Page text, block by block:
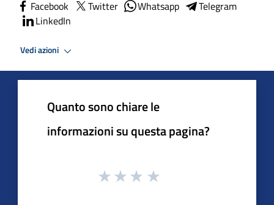
Facebook Twitter Whatsapp
Telegram
LinkedIn
Vedi azioni
Quanto sono chiare le
informazioni su questa pagina?